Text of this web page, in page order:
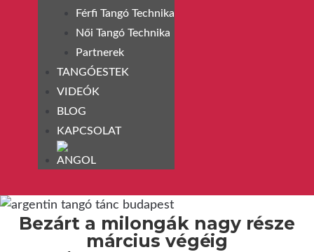
Férfi Tangó Technika
Női Tangó Technika
Partnerek
TANGÓESTEK
VIDEÓK
BLOG
KAPCSOLAT
Bezárt a milongák nagy része
március végéig